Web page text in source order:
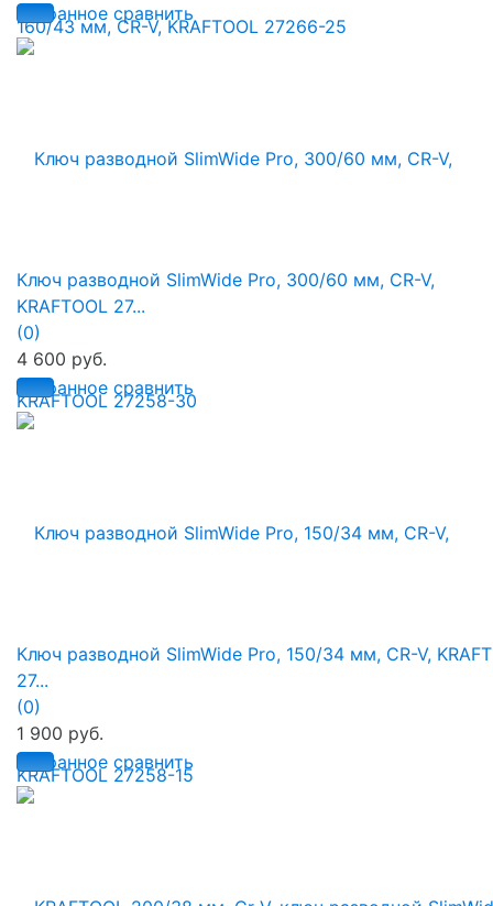
избранное сравнить
избранное сравнить
Ключ разводной SlimWide Pro, 300/60 мм, CR-V,
KRAFTOOL 27...
(0)
4 600 руб.
избранное сравнить
Ключ разводной SlimWide Pro, 150/34 мм, CR-V,
27...
(0)
1 900 руб.